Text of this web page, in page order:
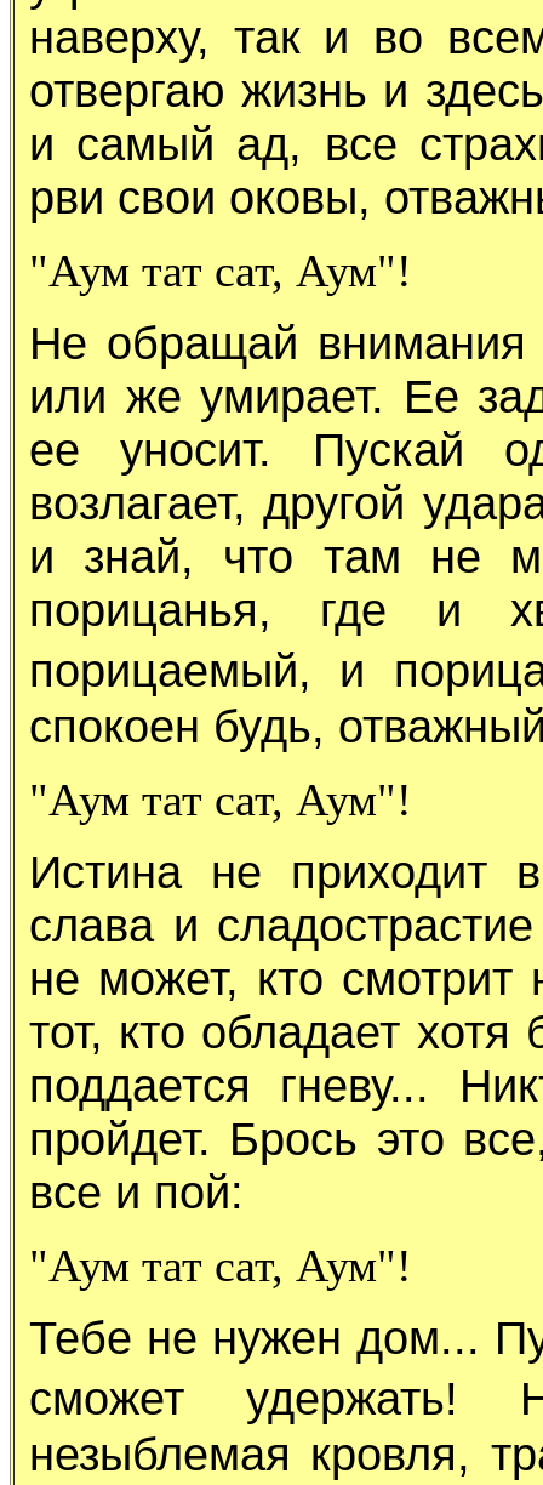
наверху, так и во
отвергаю жизнь и
и самый ад, все
рви свои оковы,
"Аум тат сат, Аум"!
Не обращай внимания
или же умирает. Ее
ее уносит. Пускай
возлагает, другой
и знай, что там не
порицанья, где и
порицаемый, и
спокоен будь,
"Аум тат сат, Аум"!
Истина не приходит
слава и
не может, кто
тот, кто обладает
поддается гневу...
пройдет. Брось это
все и пой:
"Аум тат сат, Аум"!
Тебе не нужен дом...
сможет
незыблемая кровля,